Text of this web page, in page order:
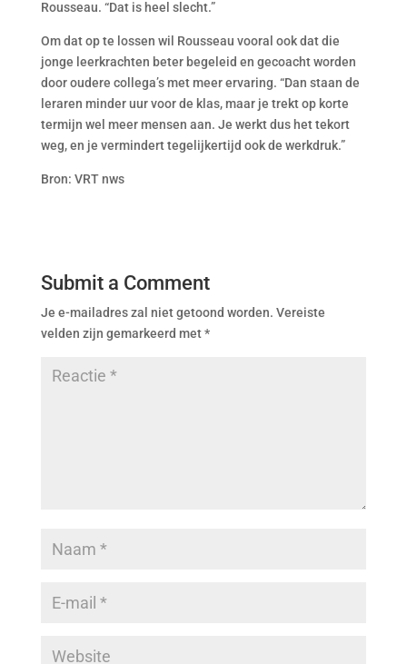
Rousseau. “Dat is heel slecht.”
Om dat op te lossen wil Rousseau vooral ook dat die
jonge leerkrachten beter begeleid en gecoacht worden
door oudere collega’s met meer ervaring. “Dan staan de
leraren minder uur voor de klas, maar je trekt op korte
termijn wel meer mensen aan. Je werkt dus het tekort
weg, en je vermindert tegelijkertijd ook de werkdruk.”
Bron: VRT nws
Submit a Comment
Je e-mailadres zal niet getoond worden. Vereiste
velden zijn gemarkeerd met*